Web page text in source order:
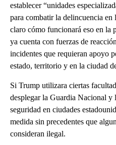
establecer “unidades
para combatir la delincuencia en
claro cómo funcionará eso en la
ya cuenta con fuerzas de
incidentes que requieran apoyo
estado, territorio y en la ciudad
Si Trump utilizara ciertas
desplegar la Guardia Nacional y
seguridad en ciudades
medida sin precedentes que
consideran ilegal.